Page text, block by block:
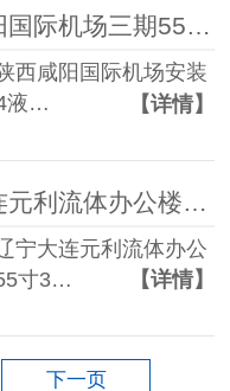
陕西咸阳国际机场三期55寸1.8mm 3*4液晶拼接屏
西咸阳国际机场安装
液…
【详情】
辽宁大连元利流体办公楼55寸3.5mm 3*4液晶拼接屏
宁大连元利流体办公
寸3…
【详情】
下一页